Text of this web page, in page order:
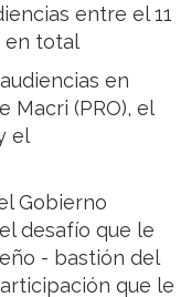
entre el 11
en total
en
Macri (PRO), el
el
Gobierno
desafío que le
- bastión del
que le